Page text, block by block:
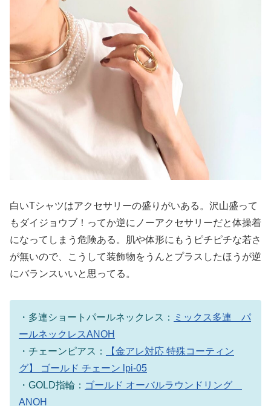
白いTシャツはアクセサリーの盛りがいある。沢山盛って
もダイジョウブ！ってか逆にノーアクセサリーだと体操着
になってしまう危険ある。肌や体形にもうピチピチな若さ
が無いので、こうして装飾物をうんとプラスしたほうが逆
にバランスいいと思ってる。
・多連ショートパールネックレス：
ミックス多連 パ
ールネックレスANOH
・チェーンピアス：
【金アレ対応 特殊コーティン
グ】 ゴールド チェーン lpi-05
・GOLD指輪： ゴールド オーバルラウンドリング
ANOH